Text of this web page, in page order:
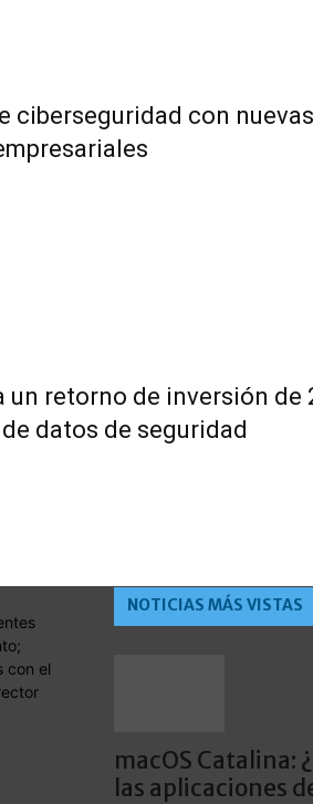
ciberseguridad con
retorno de inversión de
datos de seguridad
con el
NOTICIAS MÁS VISTAS
macOS Catalina:
las aplicaciones